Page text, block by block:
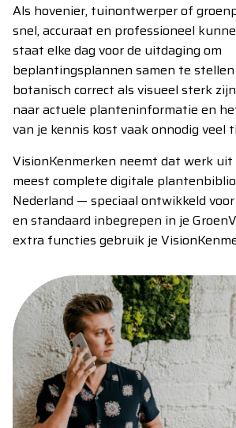
Als hovenier, tuinontwerper of
snel, accuraat en professioneel
staat elke dag voor de uitdaging om
beplantingsplannen samen te
botanisch correct als visueel sterk
naar actuele planteninformatie en
van je kennis kost vaak onnodig veel
VisionKenmerken neemt dat werk uit
meest complete digitale
Nederland — speciaal ontwikkeld
en standaard inbegrepen in je
extra functies gebruik je